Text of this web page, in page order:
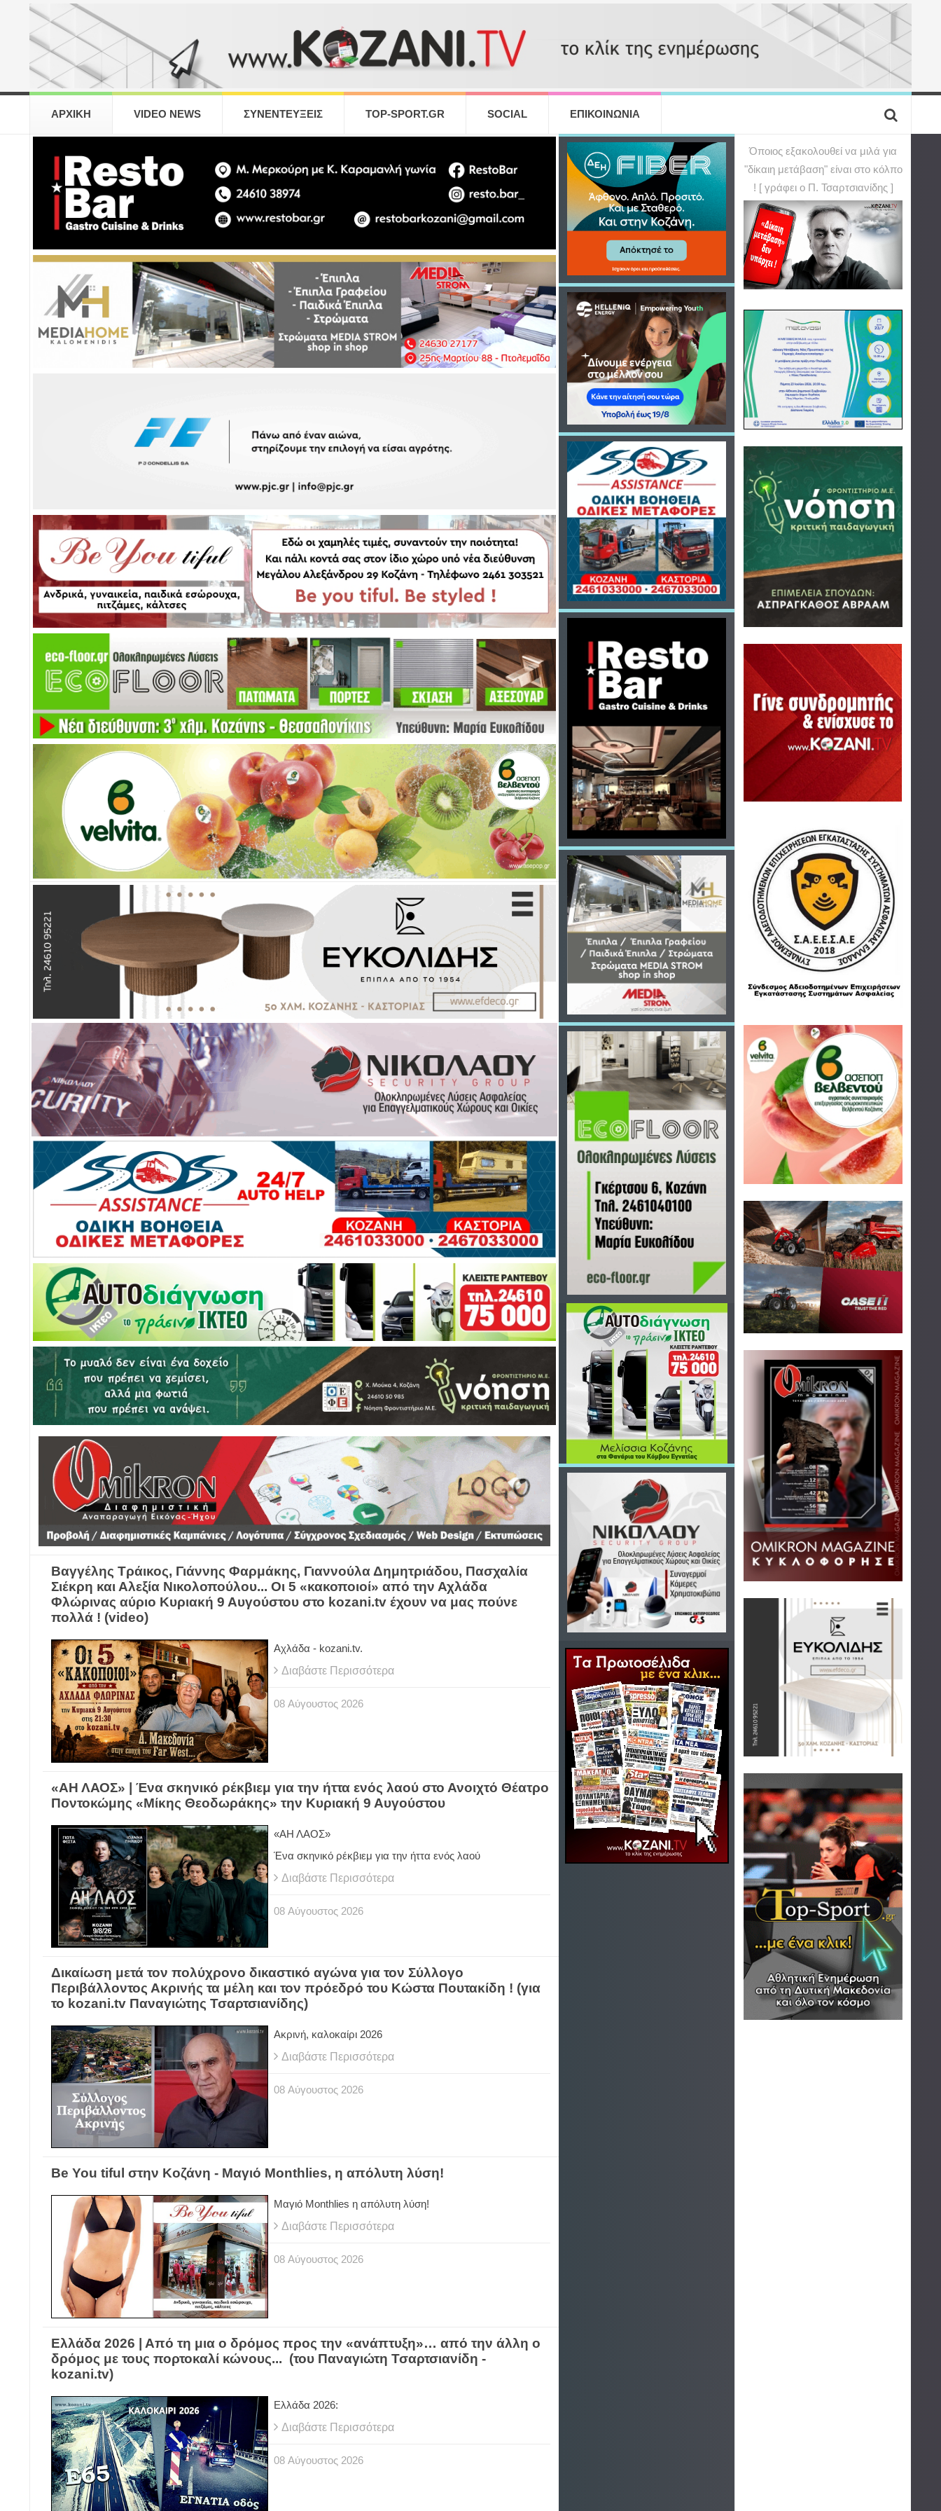
ΑΡΧΙΚΗ VIDEO NEWS ΣΥΝΕΝΤΕΥΞΕΙΣ TOP-SPORT.GR SOCIAL ΕΠΙΚΟΙΝΩΝΙΑ
Βαγγέλης Τράικος, Γιάννης Φαρμάκης, Γιαννούλα Δημητριάδου, Πασχαλία
Σιέκρη και Αλεξία Νικολοπούλου... Οι 5 «κακοποιοί» από την Αχλάδα
Φλώρινας αύριο Κυριακή 9 Αυγούστου στο kozani.tv έχουν να μας πούνε
πολλά ! (video)
Αχλάδα - kozani.tv.
Διαβάστε Περισσότερα
08 Αύγουστος 2026
«ΑΗ ΛΑΟΣ» | Ένα σκηνικό ρέκβιεμ για την ήττα ενός λαού στο Ανοιχτό Θέατρο
Ποντοκώμης «Μίκης Θεοδωράκης» την Κυριακή 9 Αυγούστου
«ΑΗ ΛΑΟΣ»
Ένα σκηνικό ρέκβιεμ για την ήττα ενός λαού
Διαβάστε Περισσότερα
08 Αύγουστος 2026
Δικαίωση μετά τον πολύχρονο δικαστικό αγώνα για τον Σύλλογο
Περιβάλλοντος Ακρινής τα μέλη και τον πρόεδρό του Κώστα Πουτακίδη ! (για
το kozani.tv Παναγιώτης Τσαρτσιανίδης)
Ακρινή, καλοκαίρι 2026
Διαβάστε Περισσότερα
08 Αύγουστος 2026
Be You tiful στην Κοζάνη - Μαγιό Monthlies, η απόλυτη λύση!
Μαγιό Monthlies η απόλυτη λύση!
Διαβάστε Περισσότερα
08 Αύγουστος 2026
Ελλάδα 2026 | Από τη μια ο δρόμος προς την «ανάπτυξη»… από την άλλη ο
δρόμος με τους πορτοκαλί κώνους... (του Παναγιώτη Τσαρτσιανίδη -
kozani.tv)
Ελλάδα 2026:
Διαβάστε Περισσότερα
08 Αύγουστος 2026
Όποιος εξακολουθεί να μιλά για
"δίκαιη μετάβαση" είναι στο κόλπο
! [ γράφει ο Π. Τσαρτσιανίδης ]